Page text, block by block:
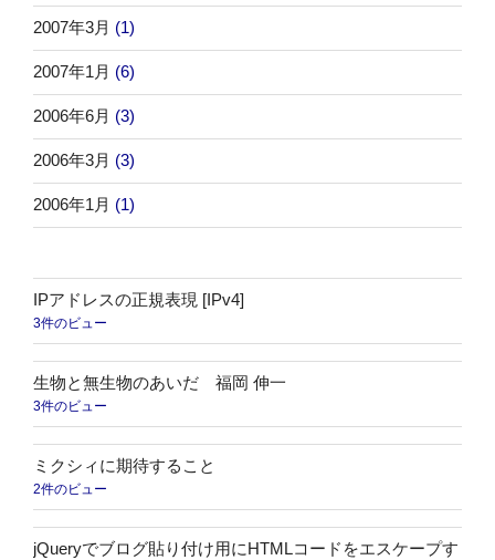
2007年3月 (1)
2007年1月 (6)
2006年6月 (3)
2006年3月 (3)
2006年1月 (1)
IPアドレスの正規表現 [IPv4]
3件のビュー
生物と無生物のあいだ 福岡 伸一
3件のビュー
ミクシィに期待すること
2件のビュー
jQueryでブログ貼り付け用にHTMLコードをエスケープす